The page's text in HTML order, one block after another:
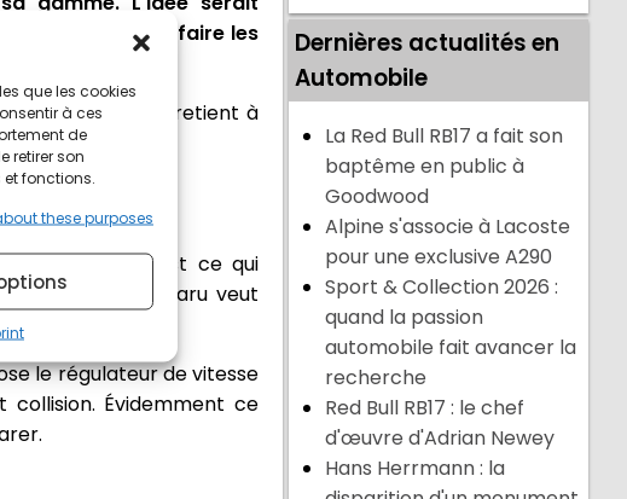
que les cookies
à ces
de
retirer son
fonctions.
these purposes
volonté est de faire les
Uni entretient à
modèles. C'est ce qui
conduite. Subaru veut
le régulateur de vitesse
Évidemment ce
Dernières actualités en
Automobile
La Red Bull RB17 a fait son
baptême en public à
Goodwood
Alpine s'associe à Lacoste
pour une exclusive A290
Sport & Collection 2026 :
quand la passion
automobile fait avancer la
recherche
Red Bull RB17 : le chef
d'œuvre d'Adrian Newey
Hans Herrmann : la